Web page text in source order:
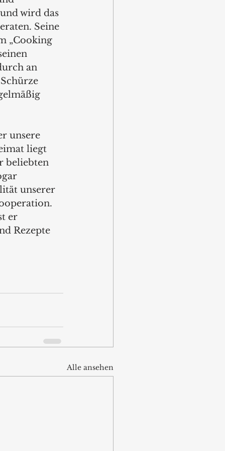
wird das
Seine
„Cooking
an
unsere
liegt
beliebten
unserer
er
Rezepte
Alle ansehen